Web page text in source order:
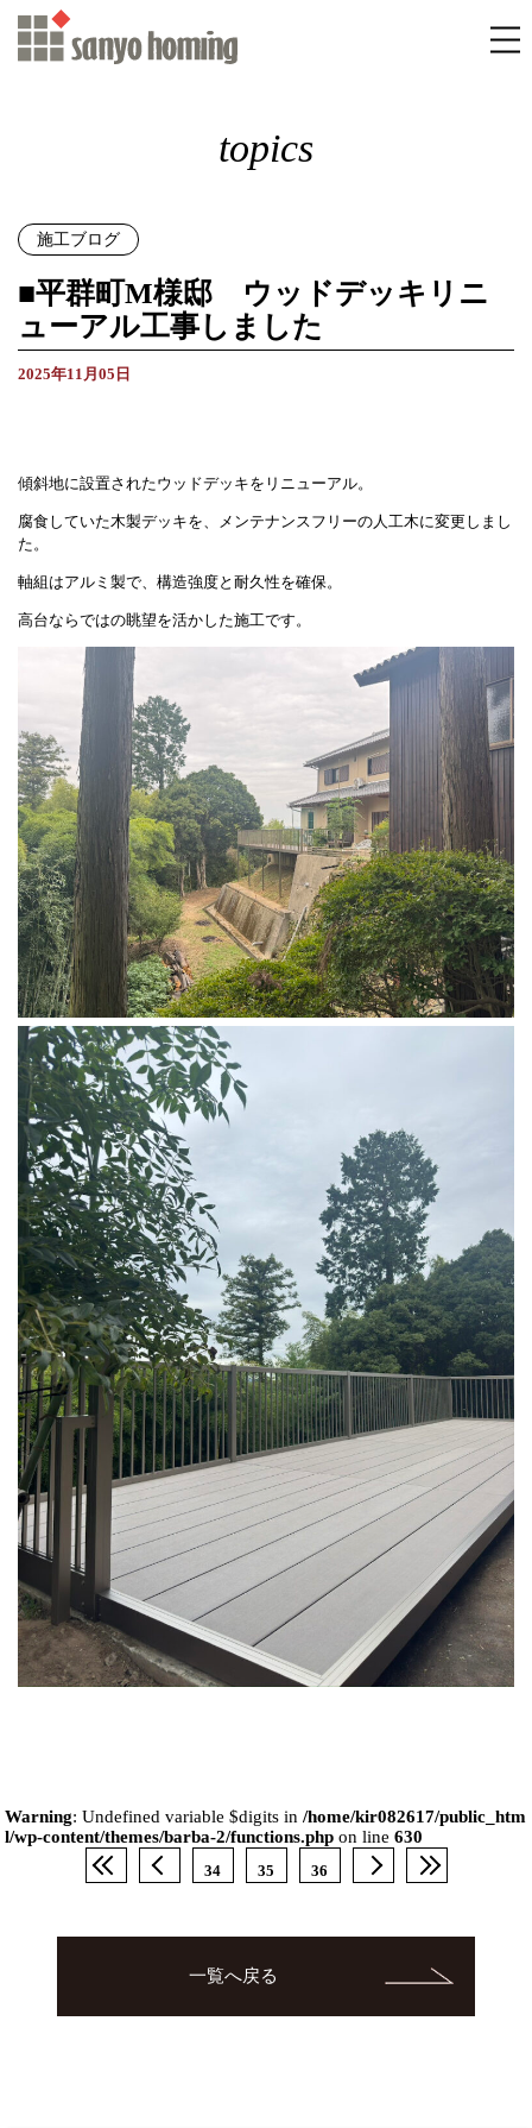
topics
施工ブログ
■平群町M様邸 ウッドデッキリニ
ューアル工事しました
2025年11月05日
傾斜地に設置されたウッドデッキをリニューアル。
腐食していた木製デッキを、メンテナンスフリーの人工木に変更しまし
た。
軸組はアルミ製で、構造強度と耐久性を確保。
高台ならではの眺望を活かした施工です。
Warning: Undefined variable $digits in/home/kir082617/public_htm
l/wp-content/themes/barba-2/functions.php on line630
34 35 36
一覧へ戻る